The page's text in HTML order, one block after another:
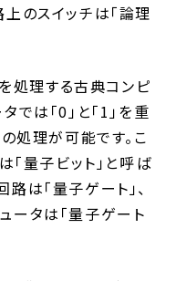
のスイッチは「論理
を処理する古典コンピ
では「0」と「1」を重
処理が可能です。こ
「量子ビット」と呼ば
は「量子ゲート」、
ータは「量子ゲート